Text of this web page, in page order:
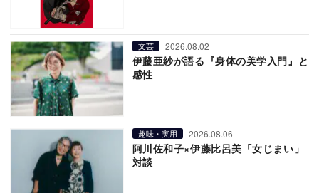
文芸 2026.08.02
伊藤亜紗が語る『身体の美学入門』と
感性
趣味・実用 2026.08.06
阿川佐和子×伊藤比呂美「女じまい」
対談